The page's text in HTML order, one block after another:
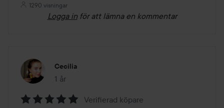
1290 visningar
Logga in för att lämna en kommentar
Cecilia
1 år
Inlägget skapades 1 år
Verifierad köpare